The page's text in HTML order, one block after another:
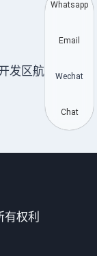
发区航
权利
Whatsapp
Email
Wechat
Chat